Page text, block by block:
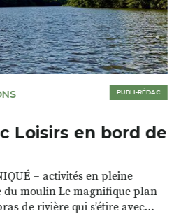
PUBLI-RÉDAC
Loisirs en bord de
– activités en pleine
du moulin Le magnifique plan
de rivière qui s’étire avec